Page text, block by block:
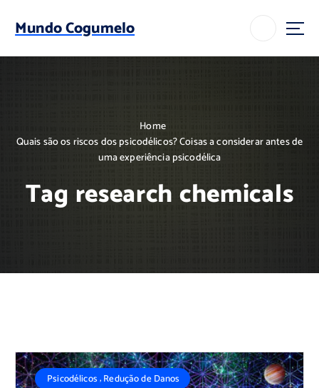
p
Mundo Cogumelo
Home
Quais são os riscos dos psicodélicos? Coisas a considerar antes de
uma experiência psicodélica
Tag research chemicals
Psicodélicos,Redução de Danos